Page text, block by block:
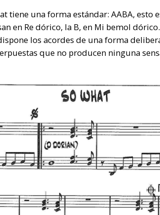
tiene una forma estándar: AABA, esto
en Re dórico, la B, en Mi bemol
los acordes de una forma
que no producen ninguna